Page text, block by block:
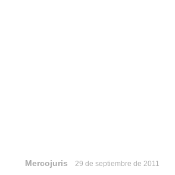
Mercojuris 29 de septiembre de 2011